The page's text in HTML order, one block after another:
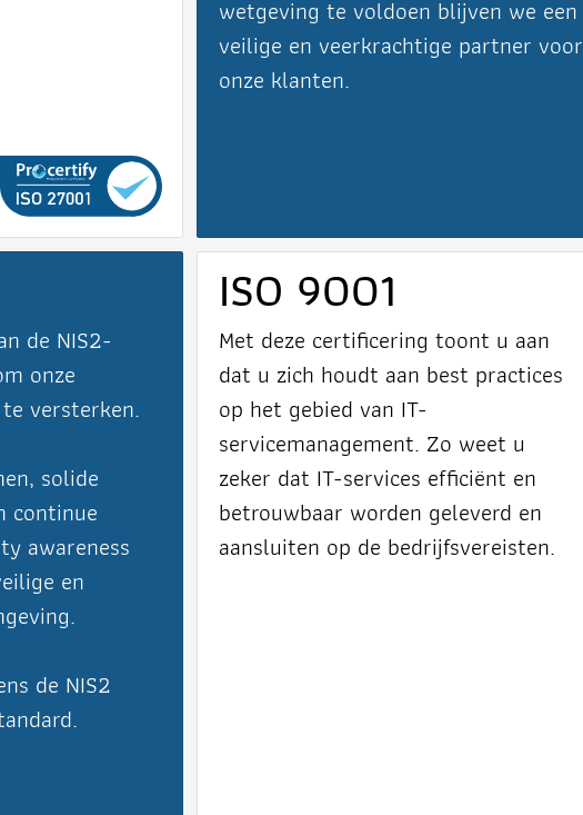
wetgeving te voldoen blijven we een
veilige en veerkrachtige partner voor
onze klanten.
de NIS2-
onze
versterken.
solide
continue
awareness
en
de NIS2
ISO 9001
Met deze certificering toont u aan
dat u zich houdt aan best practices
op het gebied van IT-
servicemanagement. Zo weet u
zeker dat IT-services efficiënt en
betrouwbaar worden geleverd en
aansluiten op de bedrijfsvereisten.